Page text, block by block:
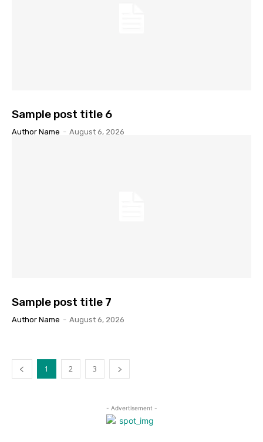
Sample post title 6
Author Name - August 6, 2026
Sample post title 7
Author Name - August 6, 2026
1 2 3
- Advertisement -